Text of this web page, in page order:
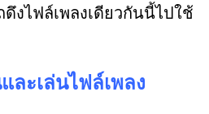
งไฟล์เพลงเดียวกันนี้ไปใช้
ละเล่นไฟล์เพลง